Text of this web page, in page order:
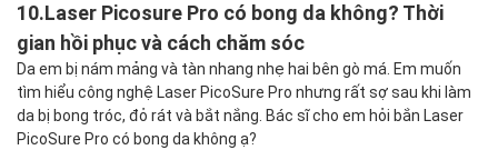
10.Laser Picosure Pro có bong da không? Thời
gian hồi phục và cách chăm sóc
Da em bị nám mảng và tàn nhang nhẹ hai bên gò má. Em muốn
tìm hiểu công nghệ Laser PicoSure Pro nhưng rất sợ sau khi làm
da bị bong tróc, đỏ rát và bắt nắng. Bác sĩ cho em hỏi bắn Laser
PicoSure Pro có bong da không ạ?